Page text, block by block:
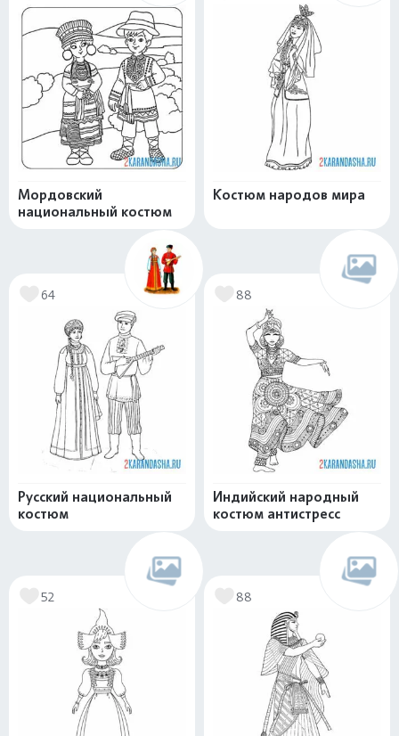
Мордовский
национальный костюм
Костюм народов мира
64
Русский национальный
костюм
88
Индийский народный
костюм антистресс
52 88